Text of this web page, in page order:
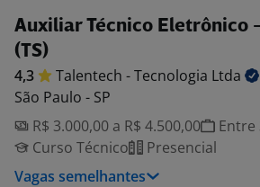
Auxiliar Técnico Eletrônico
(TS)
4,3 Talentech - Tecnologia Ltda
São Paulo - SP
R$ 3.000,00 a R$ 4.500,00
Entre
Curso Técnico
Presencial
Vagas semelhantes